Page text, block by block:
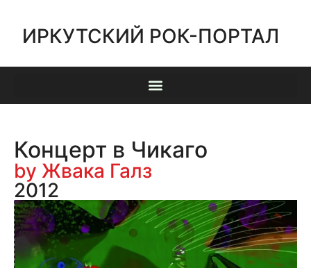
ИРКУТСКИЙ РОК-ПОРТАЛ
Концерт в Чикаго
by Жвака Галз
2012